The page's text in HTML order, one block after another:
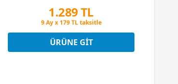
1.289 TL
Peşin Fiyatına 3 Taksit
9 Ay x 179 TL taksitle
Peşin Fiyatına 3 Taksit
ÜRÜNE GIT